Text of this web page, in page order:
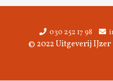
030 252 17 98
© 2022 Uitgeverij IJzer